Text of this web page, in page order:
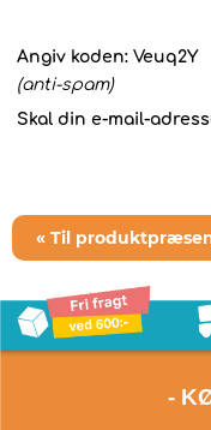
Angiv koden: Veuq2Y
(anti-spam)
Skal din e-mail-
« Til
-